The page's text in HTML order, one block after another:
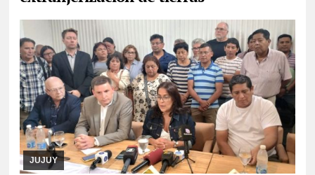
JUJUY
04/08/2026 El órgano partidario catalogó de “insubsanables” las
irregularidades que presentó la lista, por lo que la interna
programada para el 30 de agosto que ...